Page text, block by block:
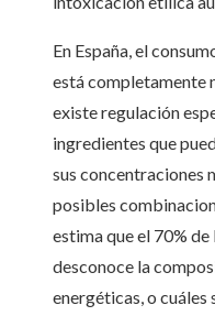
En España, el
está completamente
existe regulación
ingredientes que
sus concentraciones
posibles
estima que el 70% de
desconoce la
energéticas, o cuáles